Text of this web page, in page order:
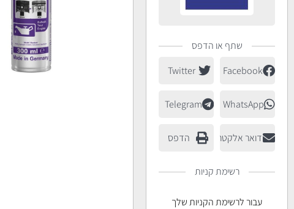
שתף או הדפס
Facebook
Twitter
WhatsApp
Telegram
דואר אלקטרוני הדפס
רשימת קניות
עבור לרשימת הקניות שלך